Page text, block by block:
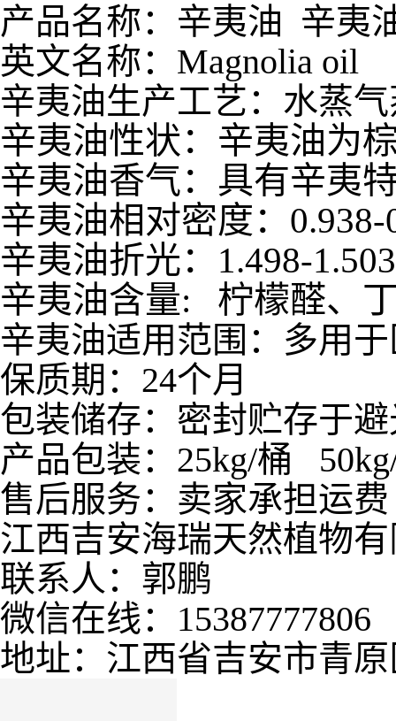
产品名称：辛夷油 辛夷
英文名称：Magnolia oil
辛夷油生产工艺：水蒸
辛夷油性状： 辛夷油为
辛夷油香气：具有辛夷
辛夷油相对密度：
辛夷油折光：
辛夷油含量: 柠檬醛、
辛夷油适用范围：多用
保质期：24个月
包装储存：密封贮存于
产品包装：25kg/桶
售后服务：卖家承担运
江西吉安海瑞天然植物
联系人：郭鹏
微信在线：15387777806
地址：江西省吉安市青